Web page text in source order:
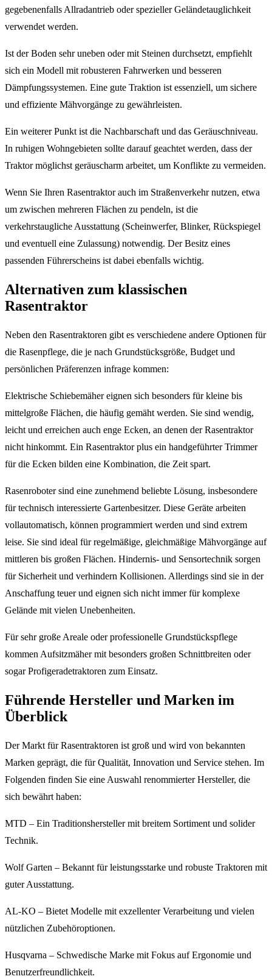
gegebenenfalls Allradantrieb oder spezieller Geländetauglichkeit
verwendet werden.
Ist der Boden sehr uneben oder mit Steinen durchsetzt, empfiehlt
sich ein Modell mit robusteren Fahrwerken und besseren
Dämpfungssystemen. Eine gute Traktion ist essenziell, um sichere
und effiziente Mähvorgänge zu gewährleisten.
Ein weiterer Punkt ist die Nachbarschaft und das Geräuschniveau.
In ruhigen Wohngebieten sollte darauf geachtet werden, dass der
Traktor möglichst geräuscharm arbeitet, um Konflikte zu vermeiden.
Wenn Sie Ihren Rasentraktor auch im Straßenverkehr nutzen, etwa
um zwischen mehreren Flächen zu pendeln, ist die
verkehrstaugliche Ausstattung (Scheinwerfer, Blinker, Rückspiegel
und eventuell eine Zulassung) notwendig. Der Besitz eines
passenden Führerscheins ist dabei ebenfalls wichtig.
Alternativen zum klassischen
Rasentraktor
Neben den Rasentraktoren gibt es verschiedene andere Optionen für
die Rasenpflege, die je nach Grundstücksgröße, Budget und
persönlichen Präferenzen infrage kommen:
Elektrische Schiebemäher eignen sich besonders für kleine bis
mittelgroße Flächen, die häufig gemäht werden. Sie sind wendig,
leicht und erreichen auch enge Ecken, an denen der Rasentraktor
nicht hinkommt. Ein Rasentraktor plus ein handgeführter Trimmer
für die Ecken bilden eine Kombination, die Zeit spart.
Rasenroboter sind eine zunehmend beliebte Lösung, insbesondere
für technisch interessierte Gartenbesitzer. Diese Geräte arbeiten
vollautomatisch, können programmiert werden und sind extrem
leise. Sie sind ideal für regelmäßige, gleichmäßige Mähvorgänge auf
mittleren bis großen Flächen. Hindernis- und Sensortechnik sorgen
für Sicherheit und verhindern Kollisionen. Allerdings sind sie in der
Anschaffung teuer und eignen sich nicht immer für komplexe
Gelände mit vielen Unebenheiten.
Für sehr große Areale oder professionelle Grundstückspflege
kommen Aufsitzmäher mit besonders großen Schnittbreiten oder
sogar Profigeradetraktoren zum Einsatz.
Führende Hersteller und Marken im
Überblick
Der Markt für Rasentraktoren ist groß und wird von bekannten
Marken geprägt, die für Qualität, Innovation und Service stehen. Im
Folgenden finden Sie eine Auswahl renommierter Hersteller, die
sich bewährt haben:
MTD – Ein Traditionshersteller mit breitem Sortiment und solider
Technik.
Wolf Garten – Bekannt für leistungsstarke und robuste Traktoren mit
guter Ausstattung.
AL-KO – Bietet Modelle mit exzellenter Verarbeitung und vielen
nützlichen Zubehöroptionen.
Husqvarna – Schwedische Marke mit Fokus auf Ergonomie und
Benutzerfreundlichkeit.